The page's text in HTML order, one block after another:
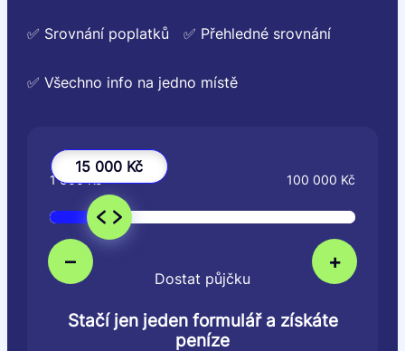
✅ Srovnání poplatků ✅ Přehledné srovnání
✅ Všechno info na jedno místě
15 000 Kč
– +
1 000 Kč 100 000 Kč
Dostat půjčku
Stačí jen jeden formulář a získáte
peníze